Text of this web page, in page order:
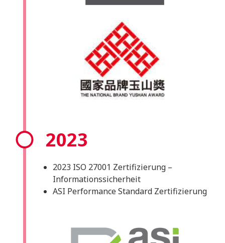
2023
2023 ISO 27001 Zertifizierung –
Informationssicherheit
ASI Performance Standard Zertifizierung